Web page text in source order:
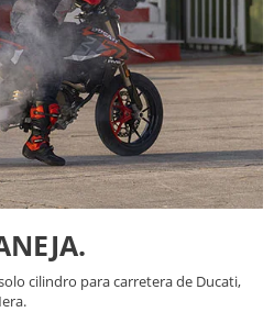
cilindro para carretera de Ducati,